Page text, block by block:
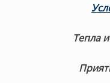
Тепла